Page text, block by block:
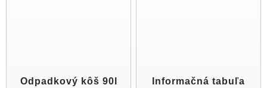
Odpadkový kôš 90l Informačná tabuľa